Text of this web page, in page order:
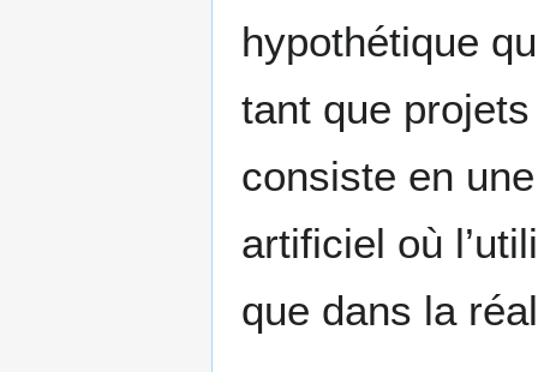
hypothétique
tant que
consiste en
artificiel où
que dans la